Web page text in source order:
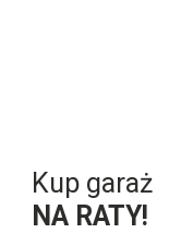
Kup garaż
NA RATY!